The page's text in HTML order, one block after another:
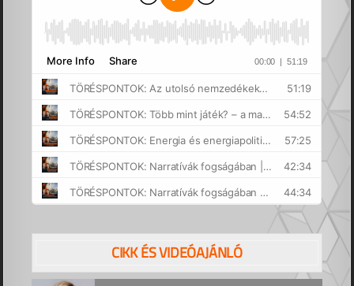
CIKK ÉS VIDEÓAJÁNLÓ